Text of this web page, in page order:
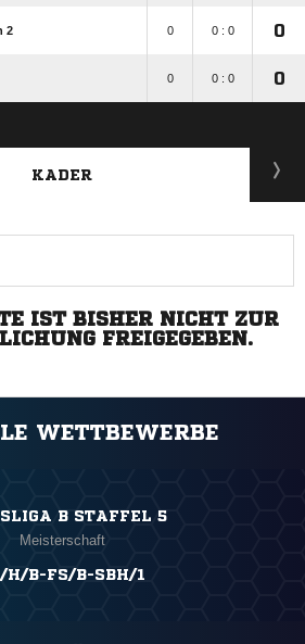
2 0 0 : 0 0
0 0 : 0 0
KADER
IST BISHER NICHT ZUR
FREIGEGEBEN.
WETTBEWERBE
B STAFFEL 5
Meisterschaft
H/B-FS/B-SBH/1